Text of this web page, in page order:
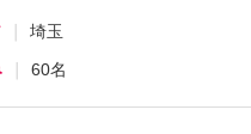
埼玉
60名